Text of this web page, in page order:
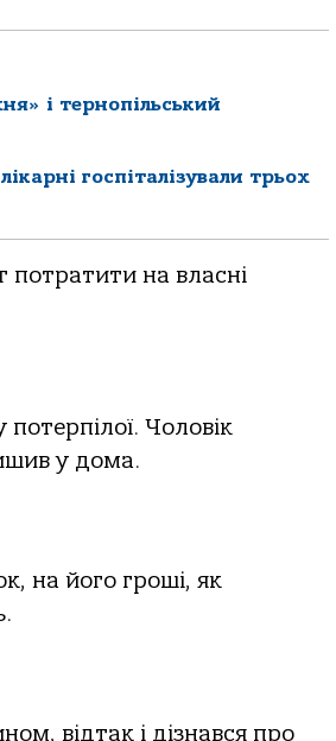
і тернопільський
госпіталізували трьох
потратити на власні
Чоловік
у дома.
на його гроші, як
відтак і дізнався про